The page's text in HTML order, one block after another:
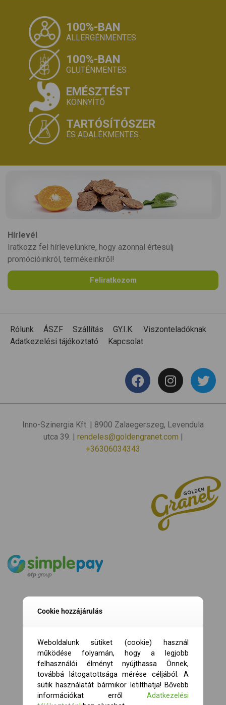
100%-BAN
ALLERGÉNMENTES
100%-BAN
GLUTÉNMENTES
EMÉSZTÉST
KÖNNYÍTŐ
TARTÓSÍTÓSZER
ÉS ADALÉKMENTES
Hírlevél
Iratkozz fel hírlevelünkre, hogy azonnal értesülj
promócióinkról, termékeinkről!
Feliratkozom
Rólunk ÁSZF Szállítás GY.I.K.
Viszonteladóknak
Adatkezelési tájékoztató
Kapcsolat
Inno-Szinergia Kft. | 8900 Zalaegerszeg, Levendula
utca 39. | rendeles@goldengranet.com
+36306034343
Cookie hozzájárulás
Weboldalunk sütiket (cookie) használ
működése folyamán, hogy a legjobb
felhasználói élményt nyújthassa Önnek,
továbbá látogatottsága mérése céljából. A
sütik használatát bármikor letilthatja! Bővebb
információkat errőlAdatkezelési